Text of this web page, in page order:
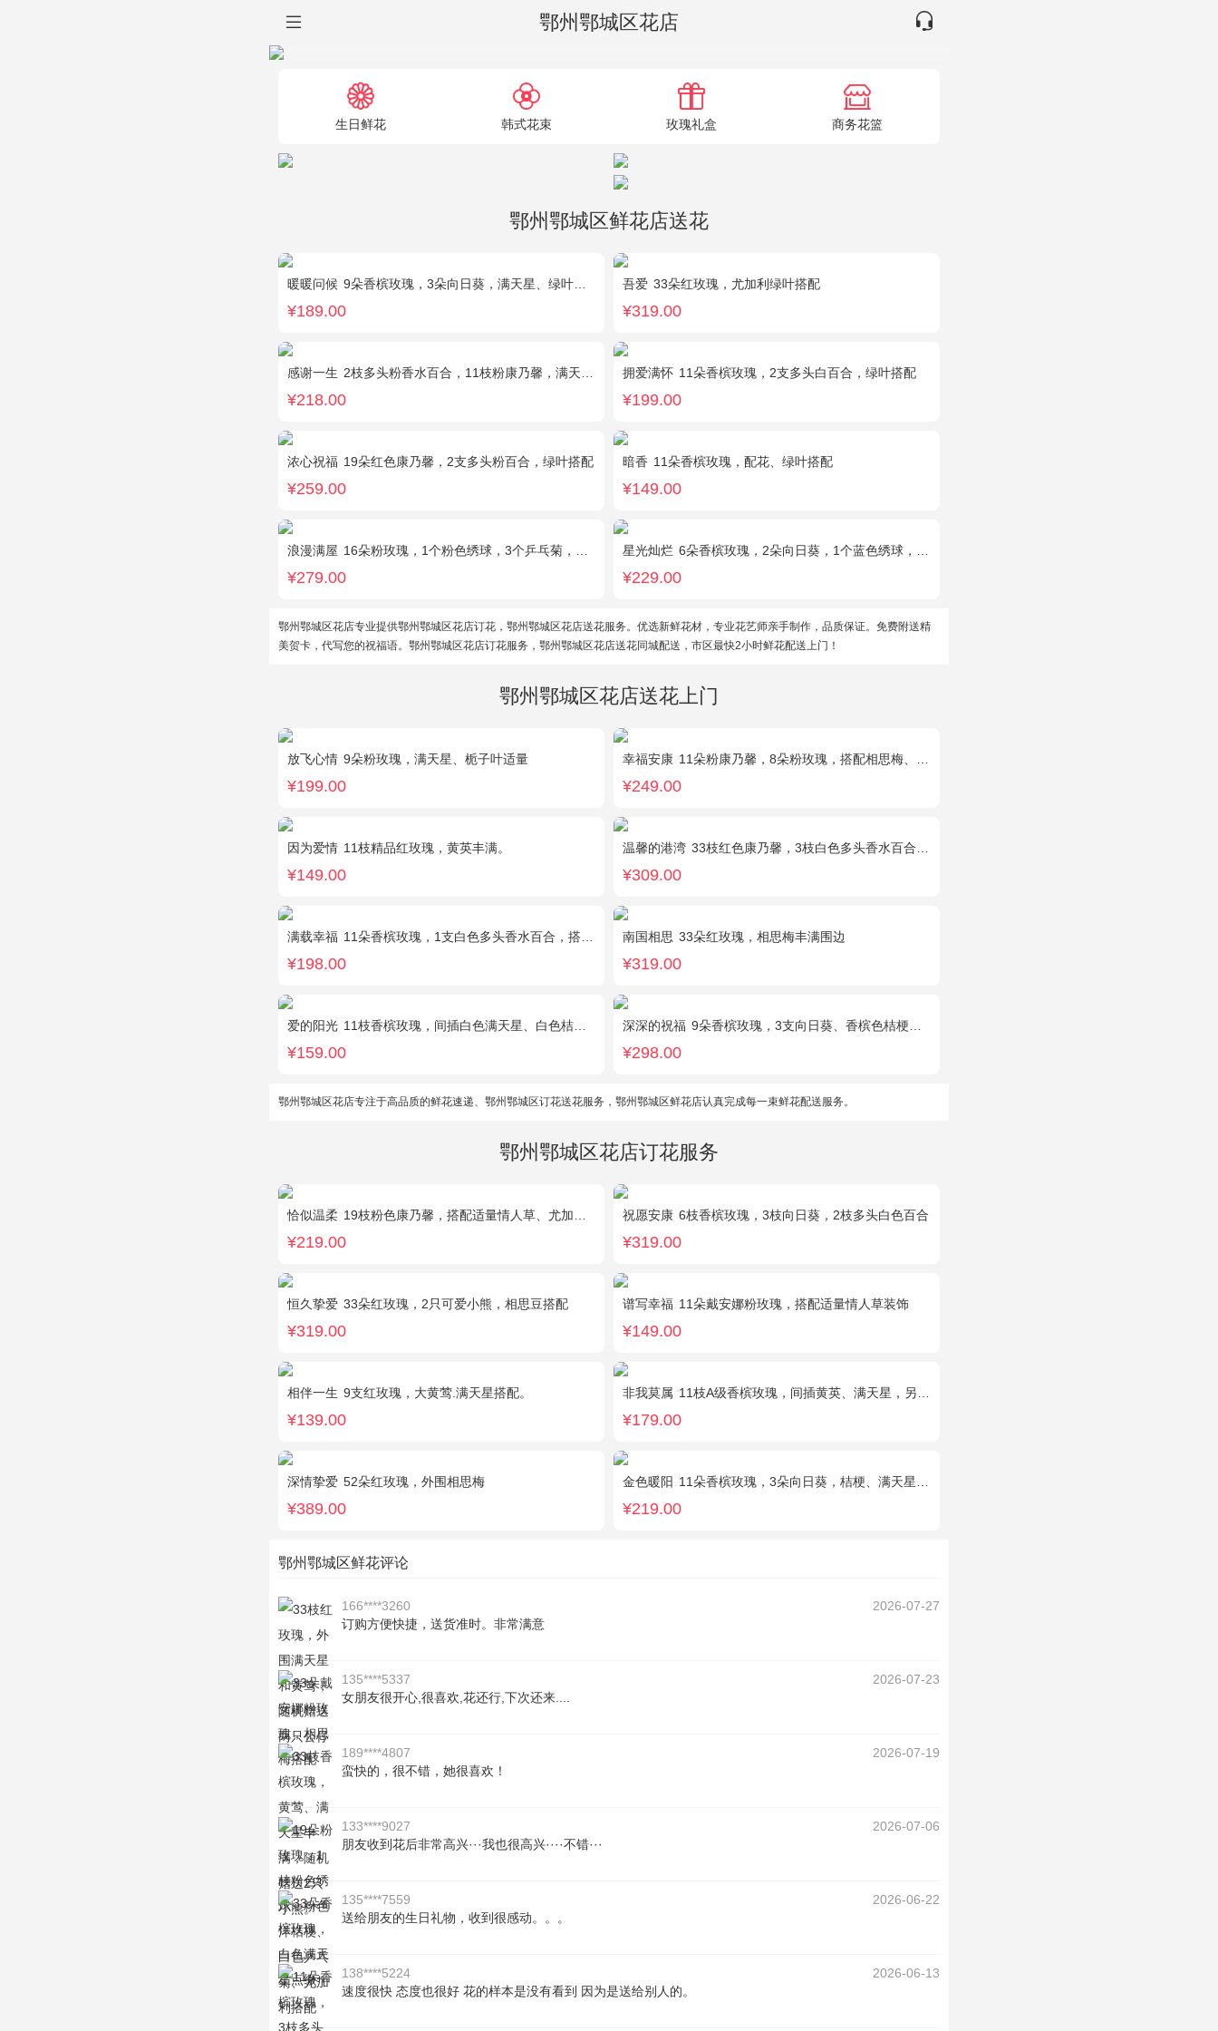
鄂州鄂城区花店
生日鲜花 韩式花束 玫瑰礼盒 商务花篮
鄂州鄂城区鲜花店送花
暖暖问候 9朵香槟玫瑰，3朵向日葵，满天星、绿叶搭配
¥189.00
吾爱 33朵红玫瑰，尤加利绿叶搭配
¥319.00
感谢一生 2枝多头粉香水百合，11枝粉康乃馨，满天星+绿叶适量。
¥218.00
拥爱满怀 11朵香槟玫瑰，2支多头白百合，绿叶搭配
¥199.00
浓心祝福 19朵红色康乃馨，2支多头粉百合，绿叶搭配
¥259.00
暗香 11朵香槟玫瑰，配花、绿叶搭配
¥149.00
浪漫满屋 16朵粉玫瑰，1个粉色绣球，3个乒乓菊，桔梗、绿叶搭配
¥279.00
星光灿烂 6朵香槟玫瑰，2朵向日葵，1个蓝色绣球，桔梗、小花、绿叶搭配
¥229.00
鄂州鄂城区花店专业提供鄂州鄂城区花店订花，鄂州鄂城区花店送花服务。优选新鲜花材，专业花艺师亲手制作，品质保证。免费附送精
美贺卡，代写您的祝福语。鄂州鄂城区花店订花服务，鄂州鄂城区花店送花同城配送，市区最快2小时鲜花配送上门！
鄂州鄂城区花店送花上门
放飞心情 9朵粉玫瑰，满天星、栀子叶适量
¥199.00
幸福安康 11朵粉康乃馨，8朵粉玫瑰，搭配相思梅、黄莺穿插点缀。
¥249.00
因为爱情 11枝精品红玫瑰，黄英丰满。
¥149.00
温馨的港湾 33枝红色康乃馨，3枝白色多头香水百合，绿叶，满天星搭配丰满。
¥309.00
满载幸福 11朵香槟玫瑰，1支白色多头香水百合，搭配桔梗、黄莺。
¥198.00
南国相思 33朵红玫瑰，相思梅丰满围边
¥319.00
爱的阳光 11枝香槟玫瑰，间插白色满天星、白色桔梗、尤加利叶
¥159.00
深深的祝福 9朵香槟玫瑰，3支向日葵、香槟色桔梗、洋甘菊、尤加利
¥298.00
鄂州鄂城区花店专注于高品质的鲜花速递、鄂州鄂城区订花送花服务，鄂州鄂城区鲜花店认真完成每一束鲜花配送服务。
鄂州鄂城区花店订花服务
恰似温柔 19枝粉色康乃馨，搭配适量情人草、尤加利叶
¥219.00
祝愿安康 6枝香槟玫瑰，3枝向日葵，2枝多头白色百合
¥319.00
恒久挚爱 33朵红玫瑰，2只可爱小熊，相思豆搭配
¥319.00
谱写幸福 11朵戴安娜粉玫瑰，搭配适量情人草装饰
¥149.00
相伴一生 9支红玫瑰，大黄莺.满天星搭配。
¥139.00
非我莫属 11枝A级香槟玫瑰，间插黄英、满天星，另加2只可爱小熊公仔（小熊以实物为准）。
¥179.00
深情挚爱 52朵红玫瑰，外围相思梅
¥389.00
金色暖阳 11朵香槟玫瑰，3朵向日葵，桔梗、满天星混搭
¥219.00
鄂州鄂城区鲜花评论
166****3260
2026-07-27
订购方便快捷，送货准时。非常满意
135****5337
2026-07-23
女朋友很开心,很喜欢,花还行,下次还来....
189****4807
2026-07-19
蛮快的，很不错，她很喜欢！
133****9027
2026-07-06
朋友收到花后非常高兴···我也很高兴····不错···
135****7559
2026-06-22
送给朋友的生日礼物，收到很感动。。。
138****5224
2026-06-13
速度很快 态度也很好 花的样本是没有看到 因为是送给别人的。